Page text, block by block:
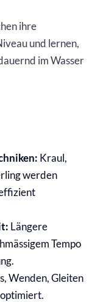
ihre
und lernen,
im Wasser
Kraul,
werden
Längere
Tempo
Wenden, Gleiten